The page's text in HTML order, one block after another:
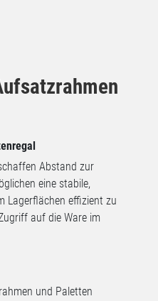
Abstand zur
eine stabile,
Lagerflächen effizient zu
auf die Ware im
und Paletten